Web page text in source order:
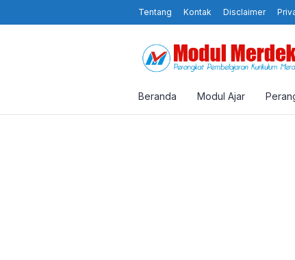
Tentang Kontak Disclaimer
Beranda Modul Ajar